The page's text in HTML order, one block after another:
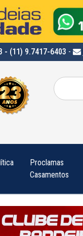
- (11) 9.7417-6403 -
Pesquisar
por:
Proclamas
Casamentos